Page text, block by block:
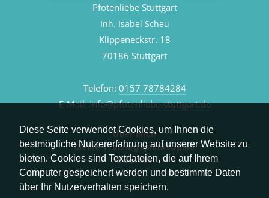
Diese Seite verwendet Cookies, um Ihnen die
bestmögliche Nutzererfahrung auf unserer Website zu
bieten. Cookies sind Textdateien, die auf Ihrem
Computer gespeichert werden und bestimmte Daten
über Ihr Nutzerverhalten speichern.
Pfotenliebe Stuttgart
Inh. Isabel Scheu
Klippeneckstr. 18
70186 Stuttgart
Telefon: 0157 78784284
E-Mail:info@pfotenliebe-stuttgart.de
Über mich
Meine Trainingsphilosophie
Kontakt